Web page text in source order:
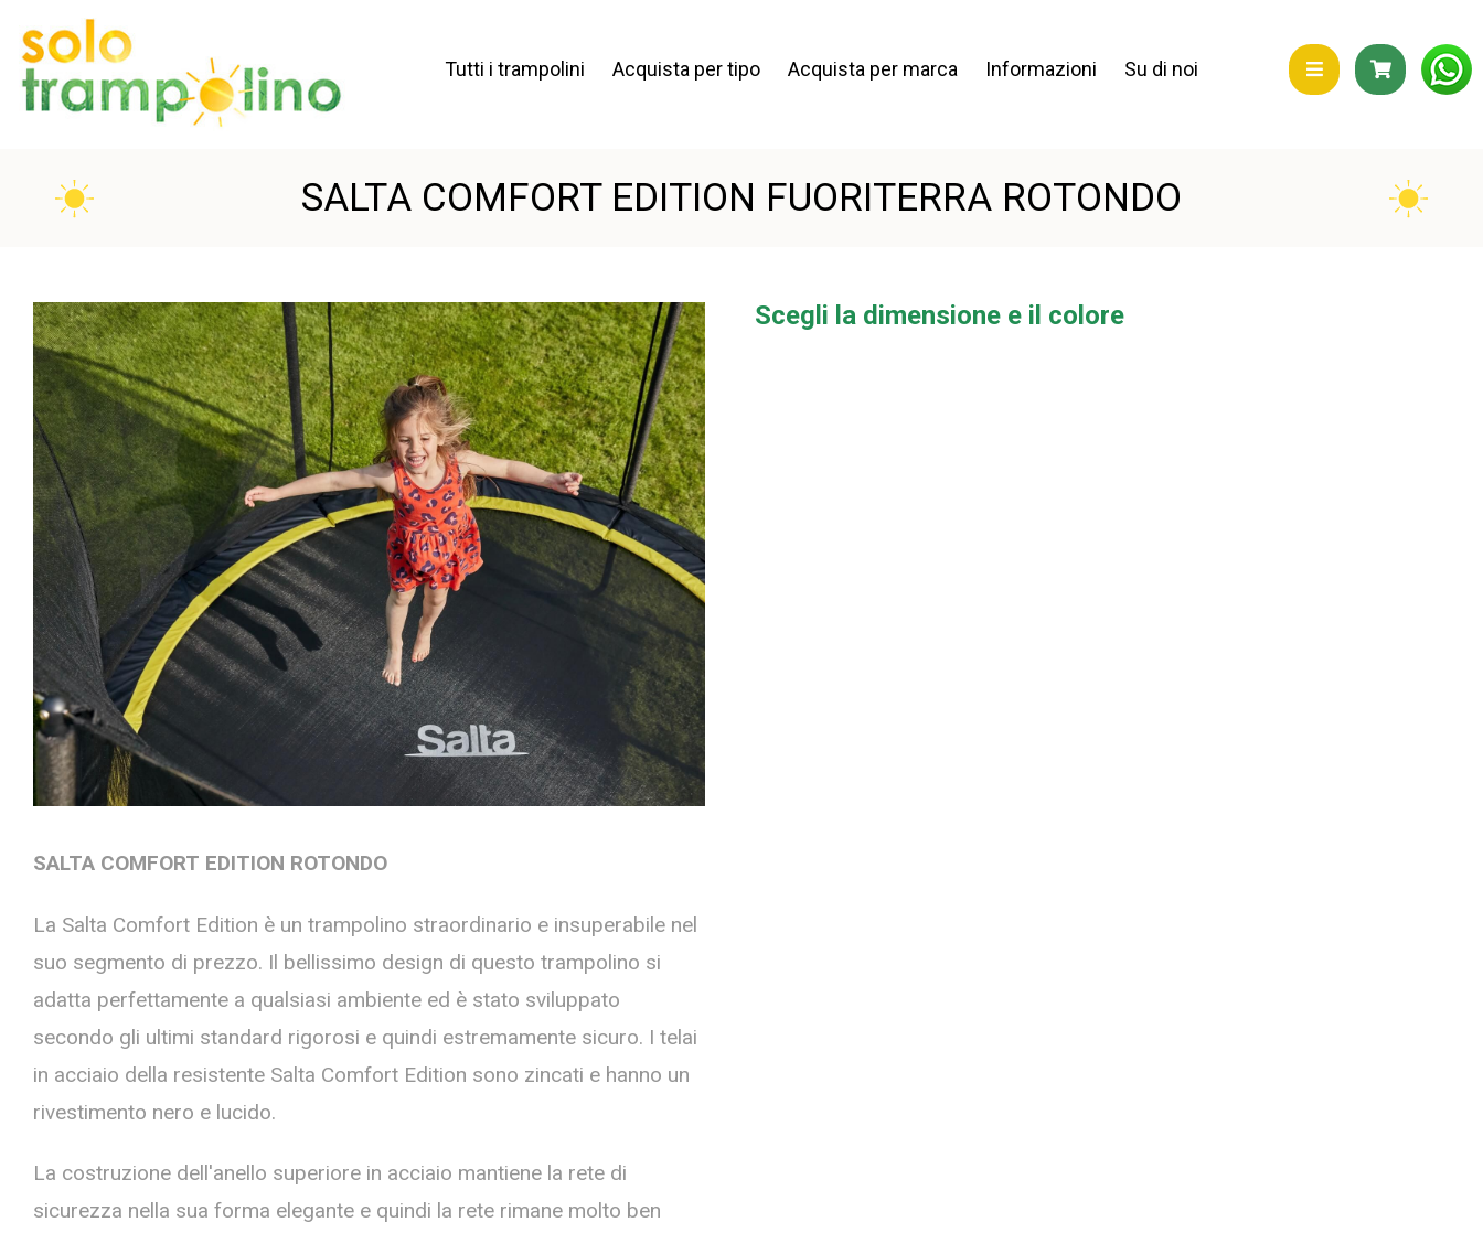
Tutti i trampolini Acquista per tipo Acquista per marca Informazioni Su di noi
SALTA COMFORT EDITION FUORITERRA ROTONDO
SALTA COMFORT EDITION ROTONDO
La Salta Comfort Edition è un trampolino straordinario e insuperabile nel
suo segmento di prezzo. Il bellissimo design di questo trampolino si
adatta perfettamente a qualsiasi ambiente ed è stato sviluppato
secondo gli ultimi standard rigorosi e quindi estremamente sicuro. I telai
in acciaio della resistente Salta Comfort Edition sono zincati e hanno un
rivestimento nero e lucido.
La costruzione dell'anello superiore in acciaio mantiene la rete di
sicurezza nella sua forma elegante e quindi la rete rimane molto ben
Scegli la dimensione e il colore